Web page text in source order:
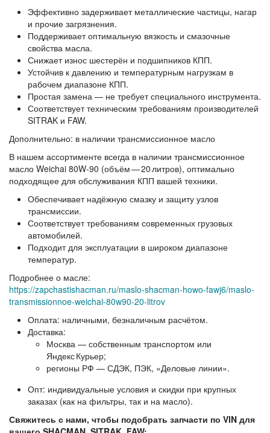
Эффективно задерживает металлические частицы, нагар
и прочие загрязнения.
Поддерживает оптимальную вязкость и смазочные
свойства масла.
Снижает износ шестерён и подшипников КПП.
Устойчив к давлению и температурным нагрузкам в
рабочем диапазоне КПП.
Простая замена — не требует специального инструмента.
Соответствует техническим требованиям производителей
SITRAK и FAW.
Дополнительно: в наличии трансмиссионное масло
В нашем ассортименте всегда в наличии трансмиссионное
масло Weichai 80W‑90 (объём — 20 литров), оптимально
подходящее для обслуживания КПП вашей техники.
Обеспечивает надёжную смазку и защиту узлов
трансмиссии.
Соответствует требованиям современных грузовых
автомобилей.
Подходит для эксплуатации в широком диапазоне
температур.
Подробнее о масле:
https://zapchastishacman.ru/maslo-shacman-howo-fawj6/maslo-
transmissionnoe-weichai-80w90-20-litrov
Оплата: наличными, безналичным расчётом.
Доставка:
Москва — собственным транспортом или
Яндекс Курьер;
регионы РФ — СДЭК, ПЭК, «Деловые линии».
Опт: индивидуальные условия и скидки при крупных
заказах (как на фильтры, так и на масло).
Свяжитесь с нами, чтобы подобрать запчасти по VIN для